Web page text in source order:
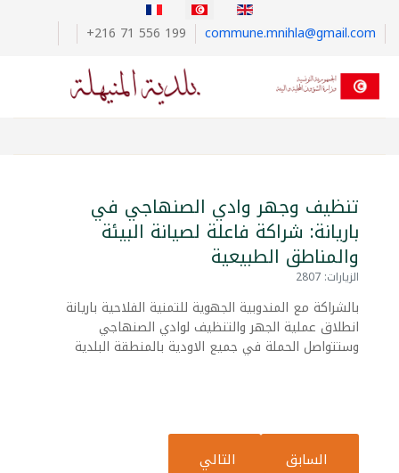
+216 71 556 199
commune.mnihla@gmail.com
تنظيف وجهر وادي الصنهاجي في
باريانة: شراكة فاعلة لصيانة البيئة
والمناطق الطبيعية
الزيارات: 2807
بالشراكة مع المندوبية الجهوية للتمنية الفلاحية باريانة
انطلاق عملية الجهر والتنظيف لوادي الصنهاجي
وستتواصل الحملة في جميع الاودية بالمنطقة البلدية
المقال السابق: تنظيف وجهر وادي الصنهاجي في
السابق المقال التالي: محاضر الجلسات
التالي